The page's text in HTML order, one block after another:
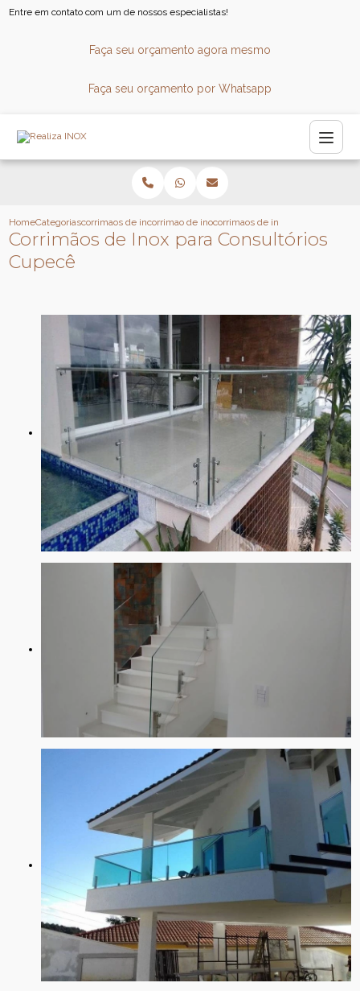
Entre em contato com um de nossos especialistas!
Faça seu orçamento agora mesmo
Faça seu orçamento por Whatsapp
HomeCategoriascorrimaos de inoxcorrimao de inox sob medida
corrimaos de inox para
Corrimãos de Inox para Consultórios
Cupecê